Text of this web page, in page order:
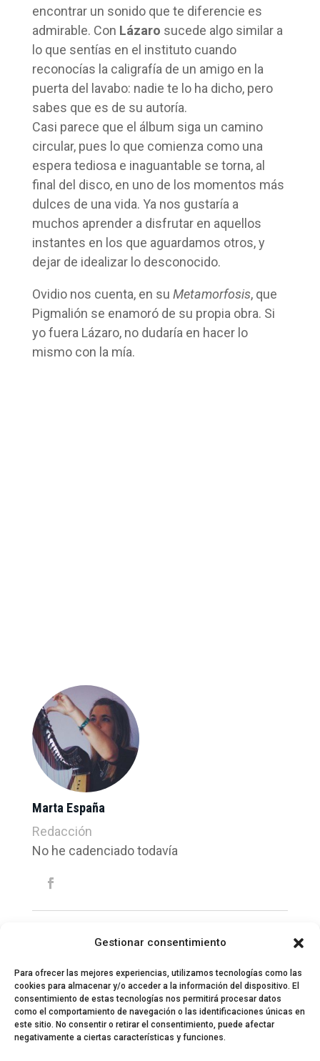
Gestionar consentimiento
Para ofrecer las mejores experiencias, utilizamos tecnologías como las
cookies para almacenar y/o acceder a la información del dispositivo. El
consentimiento de estas tecnologías nos permitirá procesar datos
como el comportamiento de navegación o las identificaciones únicas en
este sitio. No consentir o retirar el consentimiento, puede afectar
negativamente a ciertas características y funciones.
encontrar un sonido que te diferencie es
admirable. Con Lázaro sucede algo similar a
lo que sentías en el instituto cuando
reconocías la caligrafía de un amigo en la
puerta del lavabo: nadie te lo ha dicho, pero
sabes que es de su autoría.
Casi parece que el álbum siga un camino
circular, pues lo que comienza como una
espera tediosa e inaguantable se torna, al
final del disco, en uno de los momentos más
dulces de una vida. Ya nos gustaría a
muchos aprender a disfrutar en aquellos
instantes en los que aguardamos otros, y
dejar de idealizar lo desconocido.
Ovidio nos cuenta, en su Metamorfosis, que
Pigmalión se enamoró de su propia obra. Si
yo fuera Lázaro, no dudaría en hacer lo
mismo con la mía.
Marta España
Redacción
No he cadenciado todavía